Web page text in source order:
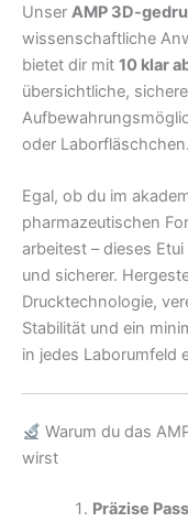
Unser AMP 3D-
wissenschaftliche
bietet dir mit 10 klar
übersichtliche,
oder Laborfläschchen.
Egal, ob du im
pharmazeutischen
arbeitest – dieses
und sicherer.
Drucktechnologie,
Stabilität und ein
in jedes Laborumfeld
Warum du das
wirst
Präzise